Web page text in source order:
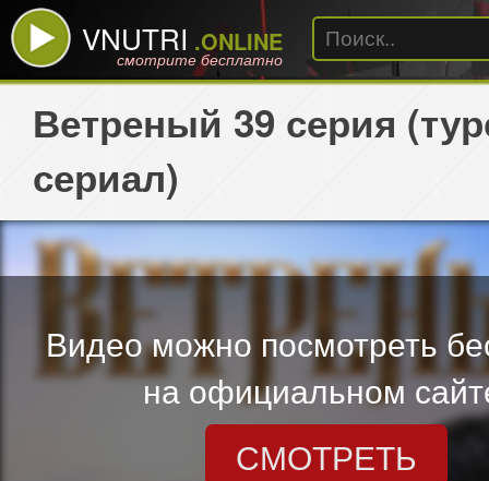
VNUTRI .ONLINE
смотрите бесплатно
Ветреный 39 серия
сериал)
Видео можно посмотреть
на официальном
СМОТРЕТЬ